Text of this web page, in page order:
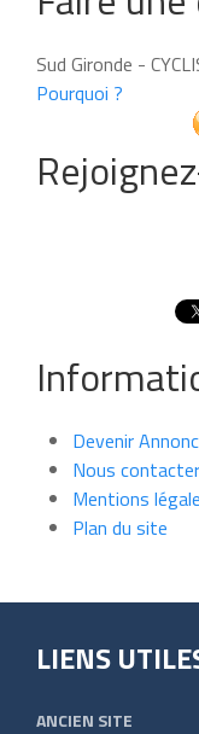
Sud Gironde -
Pourquoi ?
Devenir
Nous contacter
Mentions
Plan du site
LIENS
ANCIEN SITE